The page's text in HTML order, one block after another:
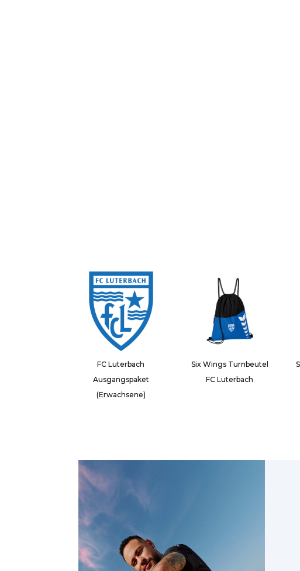
FC Luterbach
Ausgangspaket
(Erwachsene)
Six Wings Turnbeutel
FC Luterbach